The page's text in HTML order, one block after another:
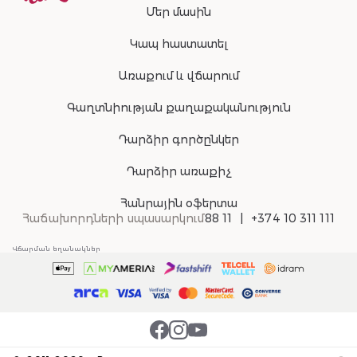
Մեր մասին
Կապ հաստատել
Առաքում և վճարում
Գաղտնիության քաղաքականություն
Դարձիր գործընկեր
Դարձիր առաքիչ
Հանրային օֆերտա
Հաճախորդների սպասարկում88 11 +374 10 311 111
Վճարման եղանակներ